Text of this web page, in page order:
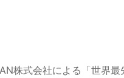
株式会社による「世界